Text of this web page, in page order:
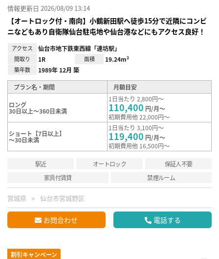
情報更新日 2026/08/09 13:14
【オートロック付・南向】小鶴新田駅へ徒歩15分で近隣にコンビ
ニなどもあり自衛隊仙台駐屯地や仙台港などにもアクセス良好！
アクセス 仙台市地下鉄東西線「連坊駅」
間取り 1R 面積 19.24m²
築年数 1989年 12月 築
プラン名・期間 月額目安
ロング
30日以上～360日未満
1日当たり 2,800円～
110,400 円/月～
初期費用他 22,000円～
ショート【7日以上】
～30日未満
1日当たり 3,100円～
119,400 円/月～
初期費用他 16,500円～
駅近 オートロック
保証人不要
家具付賃貸
禁煙ルーム
宮城県 仙台市宮城野区
お問合わせ 電話する
割引キャンペーン